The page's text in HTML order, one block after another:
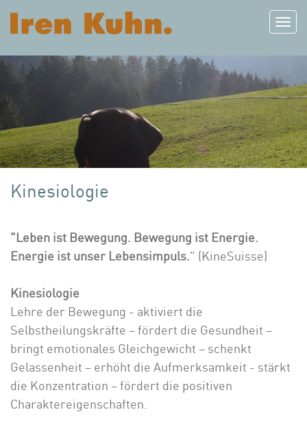
Kinesiologie
"Leben ist Bewegung. Bewegung ist Energie.
Energie ist unser Lebensimpuls." (KineSuisse)
Kinesiologie
Lehre der Bewegung - aktiviert die
Selbstheilungskräfte – fördert die Gesundheit –
bringt emotionales Gleichgewicht – schenkt
Gelassenheit – erhöht die Aufmerksamkeit - stärkt
die Konzentration – fördert die positiven
Charaktereigenschaften.